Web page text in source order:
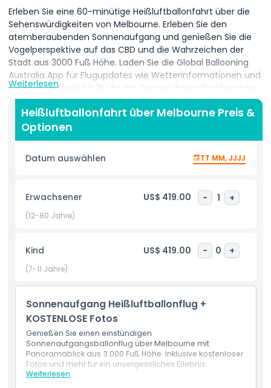
Erleben Sie eine 60-minütige Heißluftballonfahrt über die
Sehenswürdigkeiten von Melbourne. Erleben Sie den
atemberaubenden Sonnenaufgang und genießen Sie die
Vogelperspektive auf das CBD und die Wahrzeichen der
Stadt aus 3000 Fuß Höhe. Laden Sie die Global Ballooning
Australia App für Flugupdates wie Wetterinformationen und
genaue Treffzeit bis 18 Uhr am Tag vor Ihrem Flug herunter.
Schweben Sie friedlich über Melbourne bei einer
Heißluftballonfahrt mit atemberaubenden Ansichten der
Stadt bei Sonnenaufgang. Gleiten Sie sanft über berühmte
Wahrzeichen wie den Yarra River, das Melbourne Cricket
Ground und wunderschöne Parks. Während Sie durch den
Himmel gleiten, erleben Sie die Stadt aus einer ganz neuen
besondere Anlässe oder für alle, die die Schönheit
Melbournes auf einzigartige Weise genießen möchten.
Richtlinie für Kinder und Erwachsene
Ausschlüsse
Nicht geeignet für
Weiterlesen
Heißluftballonfahrt über Melbourne Preis &
Optionen
Datum auswählen TT MM, JJJJ
Erwachsener US$ 419.00 - 1 +
(12-80 Jahre)
Kind US$ 419.00 - 0 +
(7-11 Jahre)
Sonnenaufgang Heißluftballonflug +
KOSTENLOSE Fotos
Genießen Sie einen einstündigen
Sonnenaufgangsballonflug über Melbourne mit
Panoramablick aus 3.000 Fuß Höhe. Inklusive kostenloser
Fotos und mehr für ein unvergessliches Erlebnis.
Weiterlesen
Leistungen